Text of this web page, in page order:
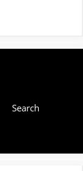
Search